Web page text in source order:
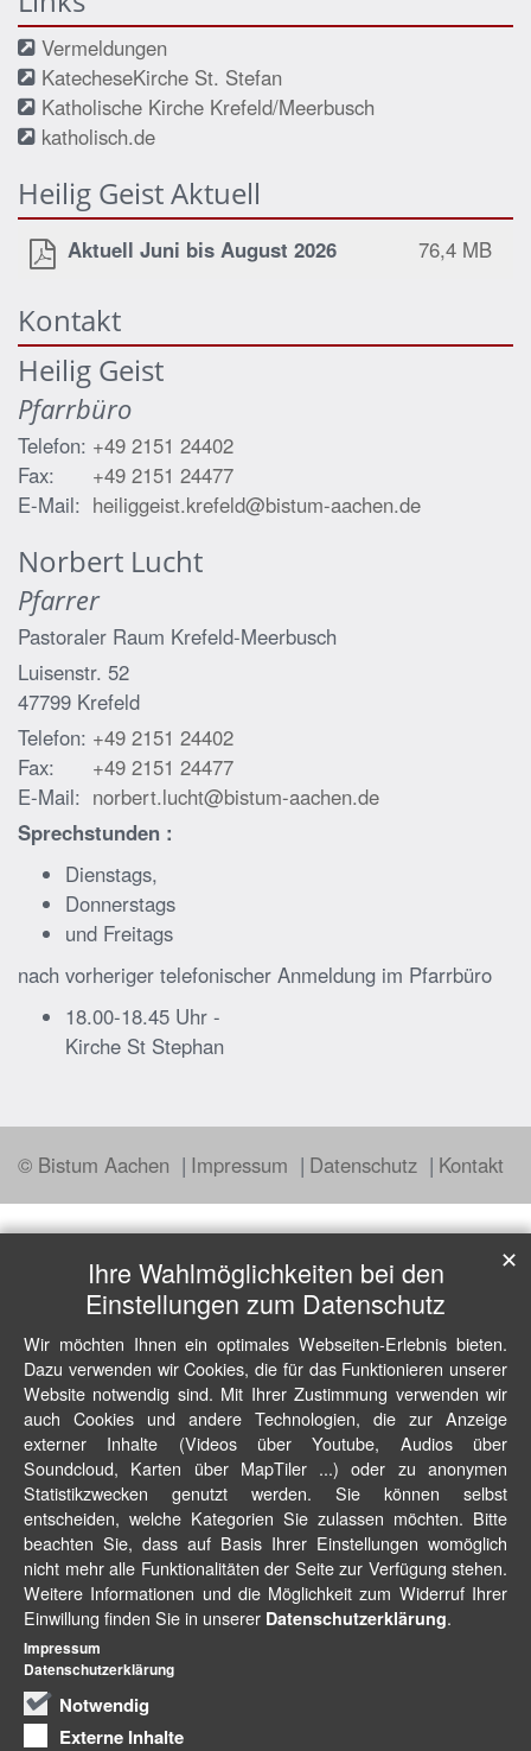
Vermeldungen
KatecheseKirche St. Stefan
Katholische Kirche Krefeld/Meerbusch
katholisch.de
Heilig Geist Aktuell
Aktuell Juni bis August 2026 76,4 MB
Kontakt
Heilig Geist
Pfarrbüro
Telefon: +49 2151 24402
Fax:
+49 2151 24477
E-Mail: heiliggeist.krefeld@bistum-aachen.de
Norbert Lucht
Pfarrer
Pastoraler Raum Krefeld-Meerbusch
Luisenstr. 52
47799 Krefeld
Telefon: +49 2151 24402
Fax:
+49 2151 24477
E-Mail: norbert.lucht@bistum-aachen.de
Sprechstunden :
Dienstags,
Donnerstags
und Freitags
nach vorheriger telefonischer Anmeldung im Pfarrbüro
18.00-18.45 Uhr -
Kirche St Stephan
© Bistum Aachen Impressum Datenschutz Kontakt
Ihre Wahlmöglichkeiten bei den
Einstellungen zum Datenschutz
Wir möchten Ihnen ein optimales Webseiten-Erlebnis bieten.
Dazu verwenden wir Cookies, die für das Funktionieren unserer
Website notwendig sind. Mit Ihrer Zustimmung verwenden wir
auch Cookies und andere Technologien, die zur Anzeige
externer Inhalte (Videos über Youtube, Audios über
Soundcloud, Karten über MapTiler ...) oder zu anonymen
Statistikzwecken genutzt werden. Sie können selbst
entscheiden, welche Kategorien Sie zulassen möchten. Bitte
beachten Sie, dass auf Basis Ihrer Einstellungen womöglich
nicht mehr alle Funktionalitäten der Seite zur Verfügung stehen.
Weitere Informationen und die Möglichkeit zum Widerruf Ihrer
Einwillung finden Sie in unserer Datenschutzerklärung.
Notwendig
Externe Inhalte
✕
Impressum
Datenschutzerklärung